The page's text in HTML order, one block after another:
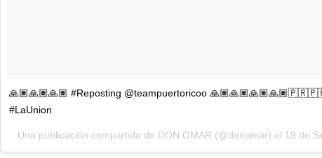
🙏🏽🙏🏽🙏🏽 #Reposting @teampuertoricoo
#LaUnion
Una publicación compartida de DON OMAR (@donomar) el 19 de